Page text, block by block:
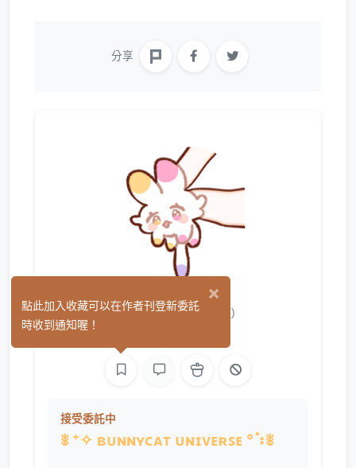
分享
ʙᴜɴɴʏᴄᴀᴛ (3)
接受委託中
ꎺ ⁺✧ ʙᴜɴɴʏᴄᴀᴛ ᴜɴɪᴠᴇʀꜱᴇ °⠱ꎺ
×
點此加入收藏可以在作者刊登新委託
時收到通知喔！